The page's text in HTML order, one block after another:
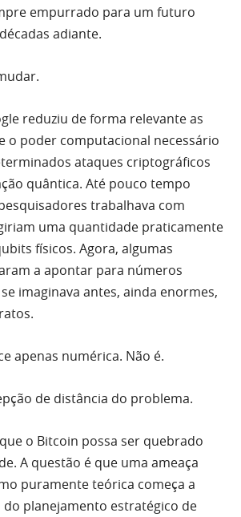
empurrado para um futuro
adiante.
reduziu de forma relevante as
o poder computacional necessário
ataques criptográficos
quântica. Até pouco tempo
trabalhava com
uma quantidade praticamente
físicos. Agora, algumas
a apontar para números
imaginava antes, ainda enormes,
apenas numérica. Não é.
de distância do problema.
o Bitcoin possa ser quebrado
A questão é que uma ameaça
puramente teórica começa a
planejamento estratégico de